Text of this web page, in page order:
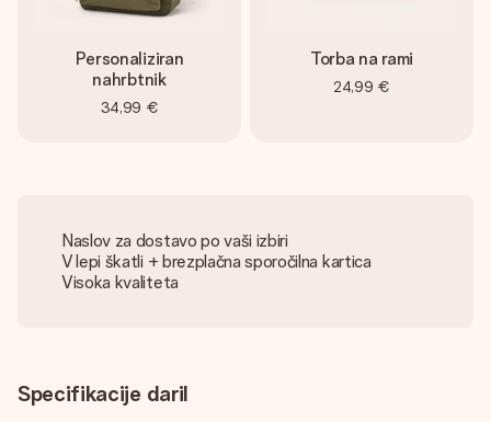
Personaliziran
nahrbtnik
34,99 €
Torba na rami
24,99 €
Naslov za dostavo po vaši izbiri
V lepi škatli + brezplačna sporočilna kartica
Visoka kvaliteta
Specifikacije daril